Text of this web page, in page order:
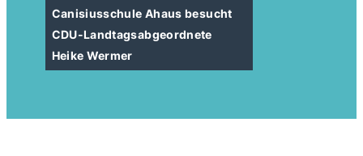
Canisiusschule Ahaus besucht
CDU-Landtagsabgeordnete
Heike Wermer